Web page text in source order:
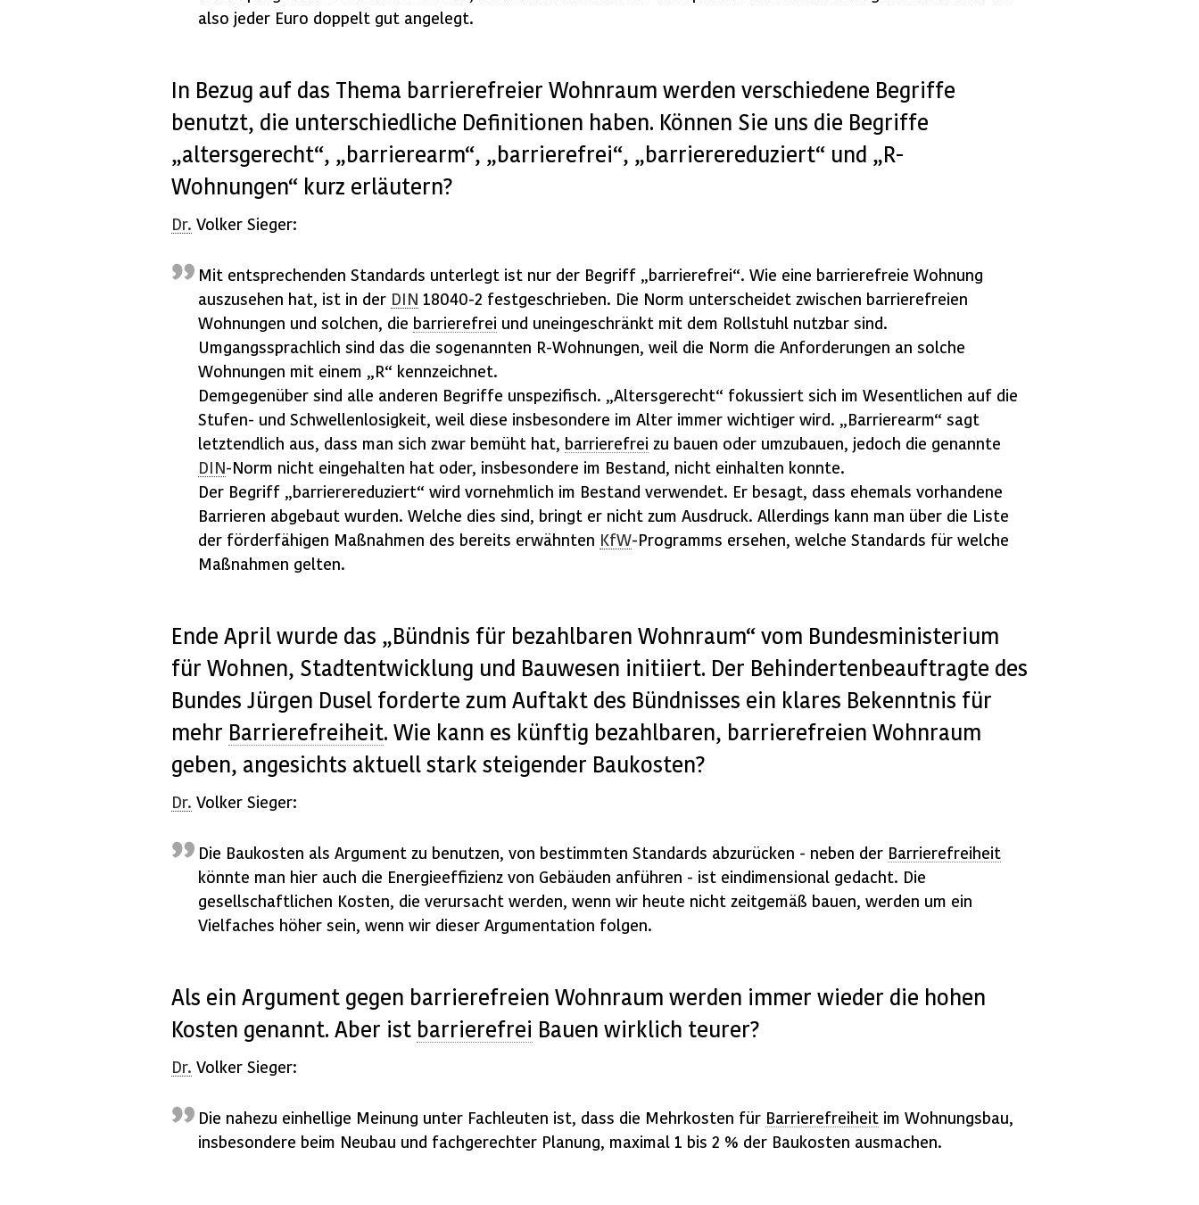
also jeder Euro doppelt gut angelegt.
In Bezug auf das Thema barrierefreier Wohnraum werden verschiedene Begriffe
benutzt, die unterschiedliche Definitionen haben. Können Sie uns die Begriffe
„altersgerecht“, „barrierearm“, „barrierefrei“, „barrierereduziert“ und „R-
Wohnungen“ kurz erläutern?
Dr. Volker Sieger:
Mit entsprechenden Standards unterlegt ist nur der Begriff „barrierefrei“. Wie eine barrierefreie Wohnung
auszusehen hat, ist in der DIN 18040-2 festgeschrieben. Die Norm unterscheidet zwischen barrierefreien
Wohnungen und solchen, die barrierefrei und uneingeschränkt mit dem Rollstuhl nutzbar sind.
Umgangssprachlich sind das die sogenannten R-Wohnungen, weil die Norm die Anforderungen an solche
Wohnungen mit einem „R“ kennzeichnet.
Demgegenüber sind alle anderen Begriffe unspezifisch. „Altersgerecht“ fokussiert sich im Wesentlichen auf die
Stufen- und Schwellenlosigkeit, weil diese insbesondere im Alter immer wichtiger wird. „Barrierearm“ sagt
letztendlich aus, dass man sich zwar bemüht hat, barrierefrei zu bauen oder umzubauen, jedoch die genannte
DIN-Norm nicht eingehalten hat oder, insbesondere im Bestand, nicht einhalten konnte.
Der Begriff „barrierereduziert“ wird vornehmlich im Bestand verwendet. Er besagt, dass ehemals vorhandene
Barrieren abgebaut wurden. Welche dies sind, bringt er nicht zum Ausdruck. Allerdings kann man über die Liste
der förderfähigen Maßnahmen des bereits erwähnten KfW-Programms ersehen, welche Standards für welche
Maßnahmen gelten.
Ende April wurde das „Bündnis für bezahlbaren Wohnraum“ vom Bundesministerium
für Wohnen, Stadtentwicklung und Bauwesen initiiert. Der Behindertenbeauftragte des
Bundes Jürgen Dusel forderte zum Auftakt des Bündnisses ein klares Bekenntnis für
mehr Barrierefreiheit. Wie kann es künftig bezahlbaren, barrierefreien Wohnraum
geben, angesichts aktuell stark steigender Baukosten?
Dr. Volker Sieger:
Die Baukosten als Argument zu benutzen, von bestimmten Standards abzurücken - neben der Barrierefreiheit
könnte man hier auch die Energieeffizienz von Gebäuden anführen - ist eindimensional gedacht. Die
gesellschaftlichen Kosten, die verursacht werden, wenn wir heute nicht zeitgemäß bauen, werden um ein
Vielfaches höher sein, wenn wir dieser Argumentation folgen.
Als ein Argument gegen barrierefreien Wohnraum werden immer wieder die hohen
Kosten genannt. Aber ist barrierefrei Bauen wirklich teurer?
Dr. Volker Sieger:
Die nahezu einhellige Meinung unter Fachleuten ist, dass die Mehrkosten für Barrierefreiheit im Wohnungsbau,
insbesondere beim Neubau und fachgerechter Planung, maximal 1 bis 2 % der Baukosten ausmachen.